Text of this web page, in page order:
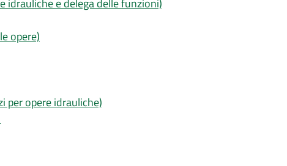
idrauliche e delega delle funzioni)
opere)
per opere idrauliche)